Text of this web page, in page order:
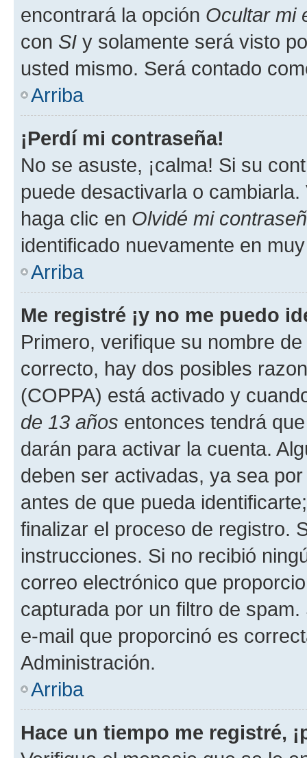
encontrará la opción Ocultar mi
con SI y solamente será visto
usted mismo. Será contado
Arriba
¡Perdí mi contraseña!
No se asuste, ¡calma! Si su
puede desactivarla o
haga clic en Olvidé mi
identificado nuevamente en
Arriba
Me registré ¡y no me puedo
Primero, verifique su nombre
correcto, hay dos posibles
(COPPA) está activado y
de 13 años entonces tendrá
darán para activar la cuenta.
deben ser activadas, ya sea
antes de que pueda
finalizar el proceso de registro.
instrucciones. Si no recibió
correo electrónico que
capturada por un filtro de
e-mail que proporcinó es
Administración.
Arriba
Hace un tiempo me registré,